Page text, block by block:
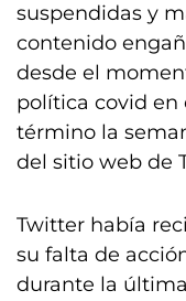
suspendidas y
contenido
desde el
política covid en
término la
del sitio web de
Twitter había
su falta de
durante la